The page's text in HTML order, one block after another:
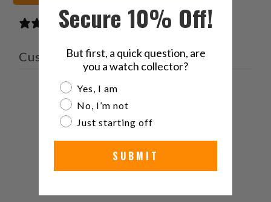
る
っ
だ
0 reviews
Customer reviews
0 / 50 reviews
Secure 10% Off!
But first, a quick question, are
you a watch collector?
Are you a watch collector?
Yes, I am
No, I’m not
Just starting off
SUBMIT